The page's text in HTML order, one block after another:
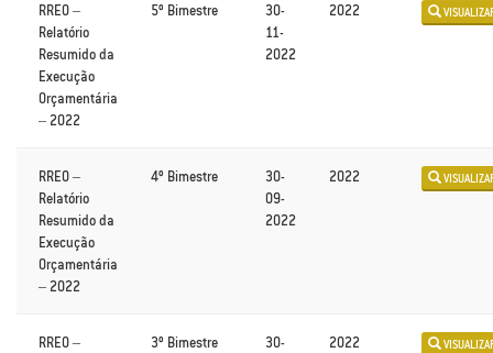
RREO –
Relatório
Resumido da
Execução
Orçamentária
– 2022
5º Bimestre
30-
11-
2022
2022
RREO –
Relatório
Resumido da
Execução
Orçamentária
– 2022
4º Bimestre
30-
09-
2022
2022
RREO –
3º Bimestre
30-
2022